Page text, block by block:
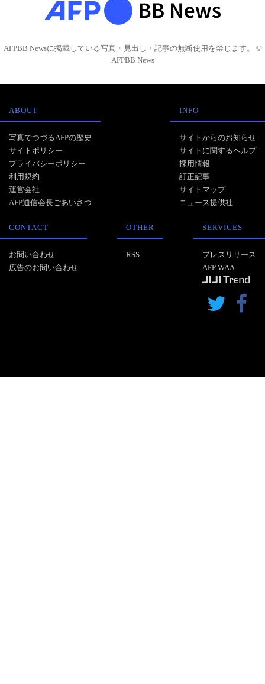
AFPBB Newsに掲載している写真・見出し・記事の無断使用を禁じます。 ©
AFPBB News
ABOUT
写真でつづるAFPの歴史
サイトポリシー
プライバシーポリシー
利用規約
運営会社
AFP通信会長ごあいさつ
INFO
サイトからのお知らせ
サイトに関するヘルプ
採用情報
訂正記事
サイトマップ
ニュース提供社
CONTACT
お問い合わせ
広告のお問い合わせ
OTHER
RSS
SERVICES
プレスリリース
AFP WAA